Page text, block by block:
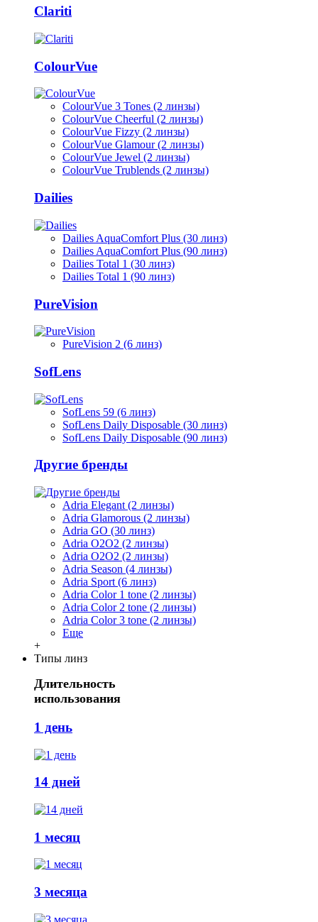
Clariti
ColourVue
ColourVue 3 Tones (2 линзы)
ColourVue Cheerful (2 линзы)
ColourVue Fizzy (2 линзы)
ColourVue Glamour (2 линзы)
ColourVue Jewel (2 линзы)
ColourVue Trublends (2 линзы)
Dailies
Dailies AquaComfort Plus (30 линз)
Dailies AquaComfort Plus (90 линз)
Dailies Total 1 (30 линз)
Dailies Total 1 (90 линз)
PureVision
PureVision 2 (6 линз)
SofLens
SofLens 59 (6 линз)
SofLens Daily Disposable (30 линз)
SofLens Daily Disposable (90 линз)
Другие бренды
Adria Elegant (2 линзы)
Adria Glamorous (2 линзы)
Adria GO (30 линз)
Adria O2O2 (2 линзы)
Adria O2O2 (2 линзы)
Adria Season (4 линзы)
Adria Sport (6 линз)
Adria Сolor 1 tone (2 линзы)
Adria Сolor 2 tone (2 линзы)
Adria Сolor 3 tone (2 линзы)
Еще
+
Типы линз
Длительность
использования
1 день
14 дней
1 месяц
3 месяца